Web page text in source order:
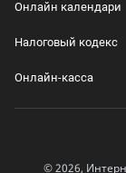
Онлайн календари
Налоговый кодекс
Онлайн-касса
© 2026,